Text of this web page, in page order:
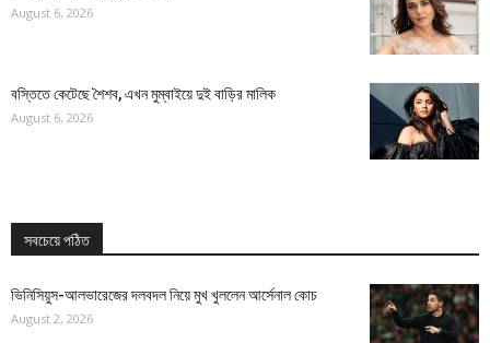
August 6, 2026
বস্তিতে কেটেছে শৈশব, এখন মুম্বাইয়ে দুই বাড়ির মালিক
August 6, 2026
সবচেয়ে পঠিত
ভিনিসিয়ুস-আলভারেজের দলবদল নিয়ে মুখ খুললেন আর্সেনাল কোচ
August 2, 2026